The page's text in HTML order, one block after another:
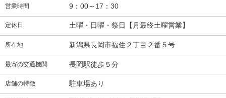
営業時間 9：00～17：30
定休日 土曜・日曜・祭日【月最終土曜営業】
所在地 新潟県長岡市福住２丁目２番５号
最寄の交通機関 長岡駅徒歩５分
店舗の特徴 駐車場あり